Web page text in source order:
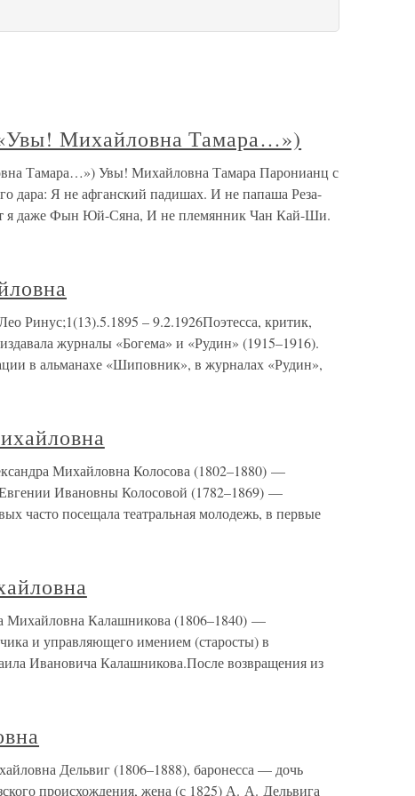
Михайловна Тамара…»)
Тамара…») Увы! Михайловна Тамара Паронианц с
дара: Я не афганский падишах. И не папаша Реза-
я даже Фын Юй-Сяна, И не племянник Чан Кай-Ши.
Ринус;1(13).5.1895 – 9.2.1926Поэтесса, критик,
журналы «Богема» и «Рудин» (1915–1916).
в альманахе «Шиповник», в журналах «Рудин»,
Михайловна Колосова (1802–1880) —
Евгении Ивановны Колосовой (1782–1869) —
часто посещала театральная молодежь, в первые
Михайловна Калашникова (1806–1840) —
и управляющего имением (старосты) в
Ивановича Калашникова.После возвращения из
Дельвиг (1806–1888), баронесса — дочь
происхождения, жена (с 1825) А. А. Дельвига